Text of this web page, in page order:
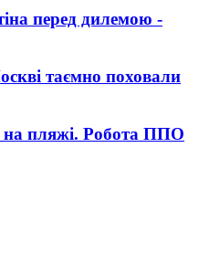
перед дилемою -
таємно поховали
на пляжі. Робота ППО